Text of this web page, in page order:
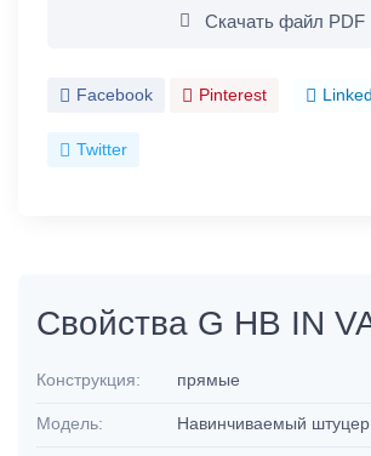
Скачать файл PDF
Facebook Pinterest
Twitter
Свойства G HB IN
Конструкция: прямые
Модель: Навинчиваемый штуцер